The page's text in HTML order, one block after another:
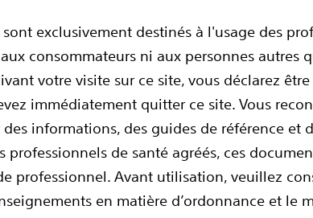
exclusivement destinés à l'usage des
aux consommateurs ni aux personnes autres
votre visite sur ce site, vous déclarez
immédiatement quitter ce site. Vous
informations, des guides de référence et
professionnels de santé agréés, ces
professionnel. Avant utilisation, veuillez
en matière d’ordonnance et le